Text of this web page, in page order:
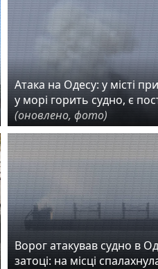
Атака на Одесу: у місті
у морі горить судно, є
(оновлено, фото)
Ворог атакував судно в
затоці: на місці